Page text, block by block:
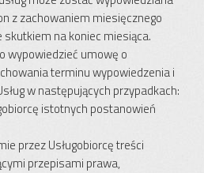
z zachowaniem miesięcznego
na koniec miesiąca.
wypowiedzieć umowę o
terminu wypowiedzenia i
w następujących przypadkach:
istotnych postanowień
przez Usługobiorcę treści
przepisami prawa,